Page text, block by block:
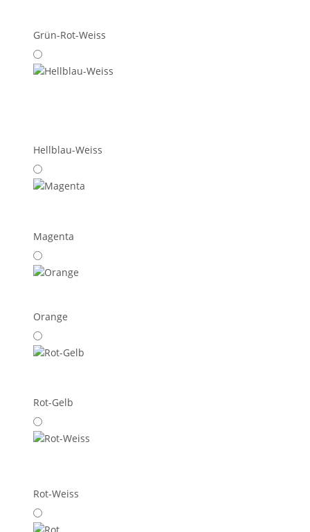
Grün-Rot-Weiss
Hellblau-Weiss
Magenta
Orange
Rot-Gelb
Rot-Weiss